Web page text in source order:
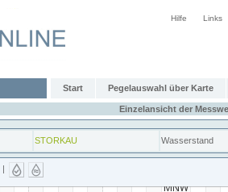
Hilfe Links
Start Pegelauswahl über Karte
Einzelansicht der
STORKAU Wasserstand
|